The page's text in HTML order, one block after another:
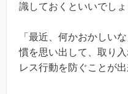
識しておくといいでしょ
「最近、何かおかしい
慣を思い出して、取り
レス行動を防ぐことが